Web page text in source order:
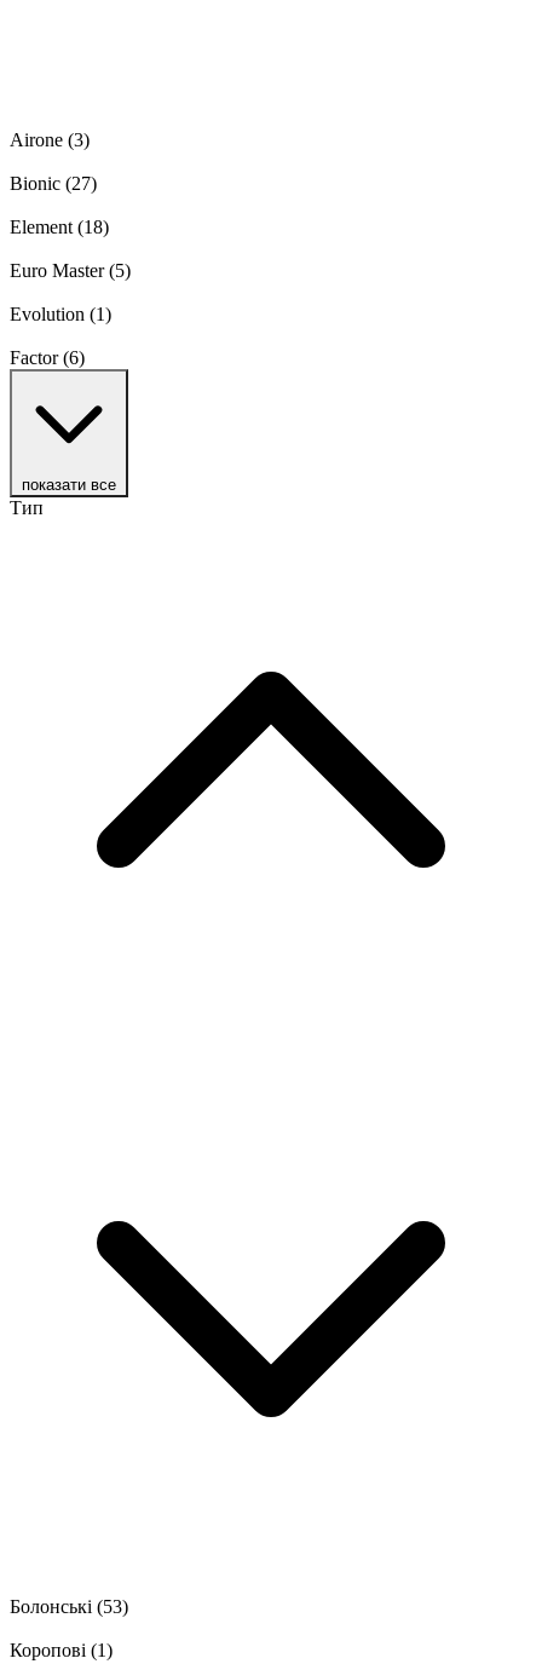
Airone (3)
Bionic (27)
Element(18)
Euro Master(5)
Evolution (1)
Factor(6)
показати все
Тип
Болонські (53)
Коропові (1)